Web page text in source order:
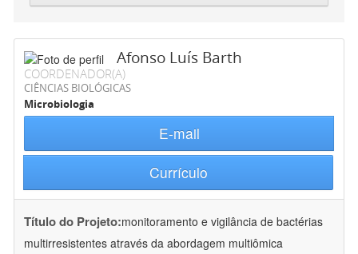
Afonso Luís Barth
COORDENADOR(A)
CIÊNCIAS BIOLÓGICAS
Microbiologia
E-mail
Currículo
Título do Projeto:monitoramento e vigilância de bactérias
multirresistentes através da abordagem multiômica